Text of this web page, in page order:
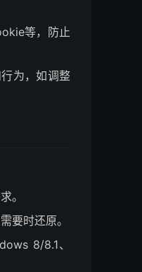
等，防止
为，如调整
。
要时还原。
8/8.1、